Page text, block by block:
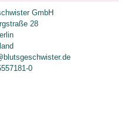
GmbH
28
0